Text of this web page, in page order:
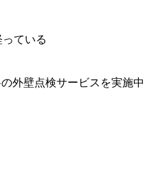
っている
外壁点検サービスを実施中